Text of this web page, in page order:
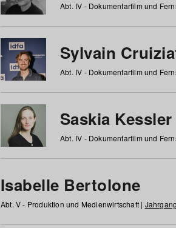
Abt. IV - Dokumentarfilm und
Sylvain
Abt. IV - Dokumentarfilm und
Saskia Kessler
Abt. IV - Dokumentarfilm und
Isabelle Bertolone
Abt. V - Produktion und Medienwirtschaft |